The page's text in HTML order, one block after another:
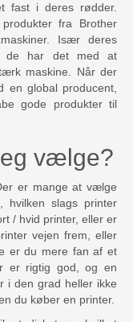
fast i deres rødder.
fra Brother
Især deres
de har det med at
maskine. Når der
en global producent,
gode produkter til
vælge?
er mange at vælge
hvilken slags printer
/ hvid printer, eller er
vejen frem, eller
er du mere fan af et
er rigtig god, og en
i den grad heller ikke
du køber en printer.